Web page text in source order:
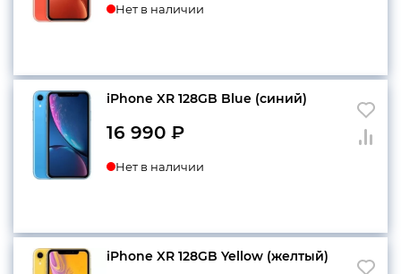
Нет в наличии
iPhone XR 128GB Blue (синий)
16 990 ₽
Нет в наличии
iPhone XR 128GB Yellow (желтый)